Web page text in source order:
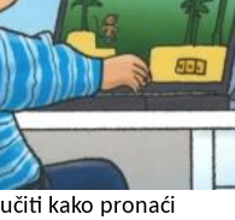
kako pronaći